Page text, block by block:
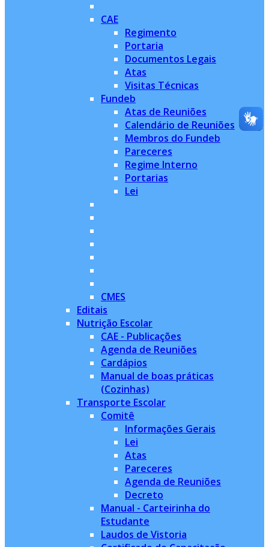
CAE
Regimento
Portaria
Documentos Legais
Atas
Visitas Técnicas
Fundeb
Atas de Reuniões
Calendário de Reuniões
Membros do Fundeb
Pareceres
Regime Interno
Portarias
Lei
CMES
Editais
Nutrição Escolar
CAE - Publicações
Agenda de Reuniões
Cardápios
Manual de boas práticas
(Cozinhas)
Transporte Escolar
Comitê
Informações Gerais
Lei
Atas
Pareceres
Agenda de Reuniões
Decreto
Manual - Carteirinha do
Estudante
Laudos de Vistoria